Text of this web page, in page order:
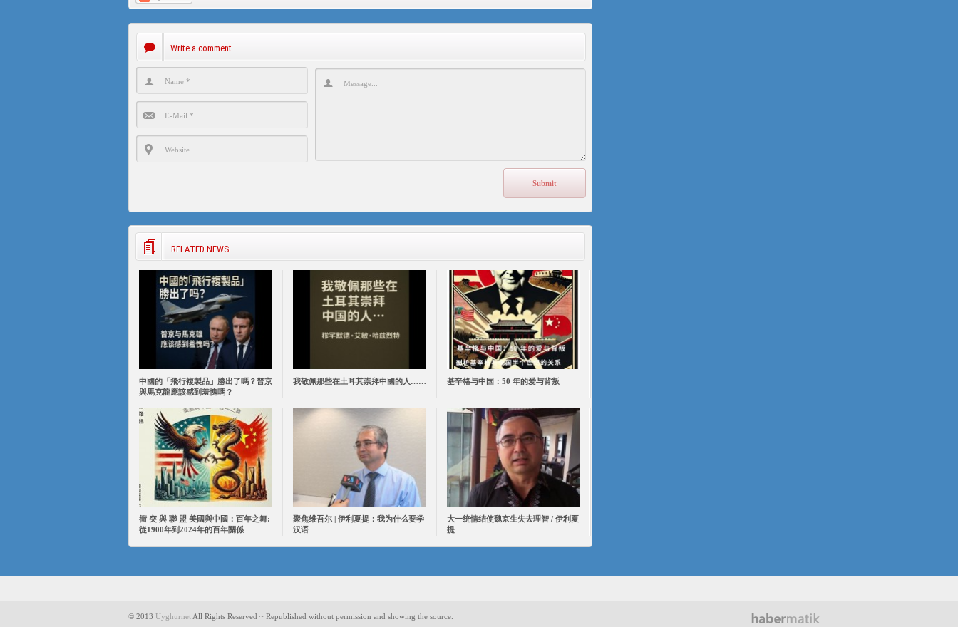
Write a comment
RELATED NEWS
中國的「飛行複製品」勝出了嗎？普京
與馬克龍應該感到羞愧嗎？
我敬佩那些在土耳其崇拜中國的人…… 基辛格与中国：50 年的爱与背叛
衝 突 與 聯 盟 美國與中國：百年之舞:
從1900年到2024年的百年關係
聚焦维吾尔 | 伊利夏提：我为什么要学
汉语
大一统情结使魏京生失去理智 / 伊利夏
提
© 2013 UyghurnetAll Rights Reserved ~ Republished without permission and showing the source.